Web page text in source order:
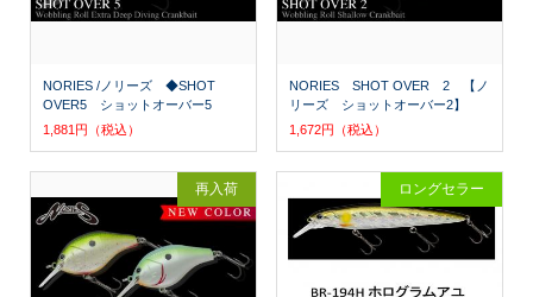
NORIES /ノリーズ ◆SHOT
OVER5 ショットオーバー5
1,881円（税込）
NORIES SHOT OVER 2 【ノ
リーズ ショットオーバー2】
1,672円（税込）
再入荷 ロングセラー